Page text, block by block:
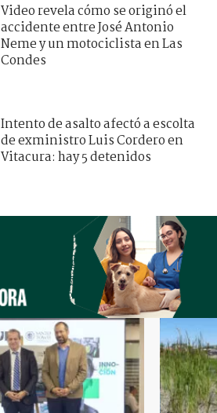
Video revela cómo se originó el
accidente entre José Antonio
Neme y un motociclista en Las
Condes
Intento de asalto afectó a escolta
de exministro Luis Cordero en
Vitacura: hay 5 detenidos